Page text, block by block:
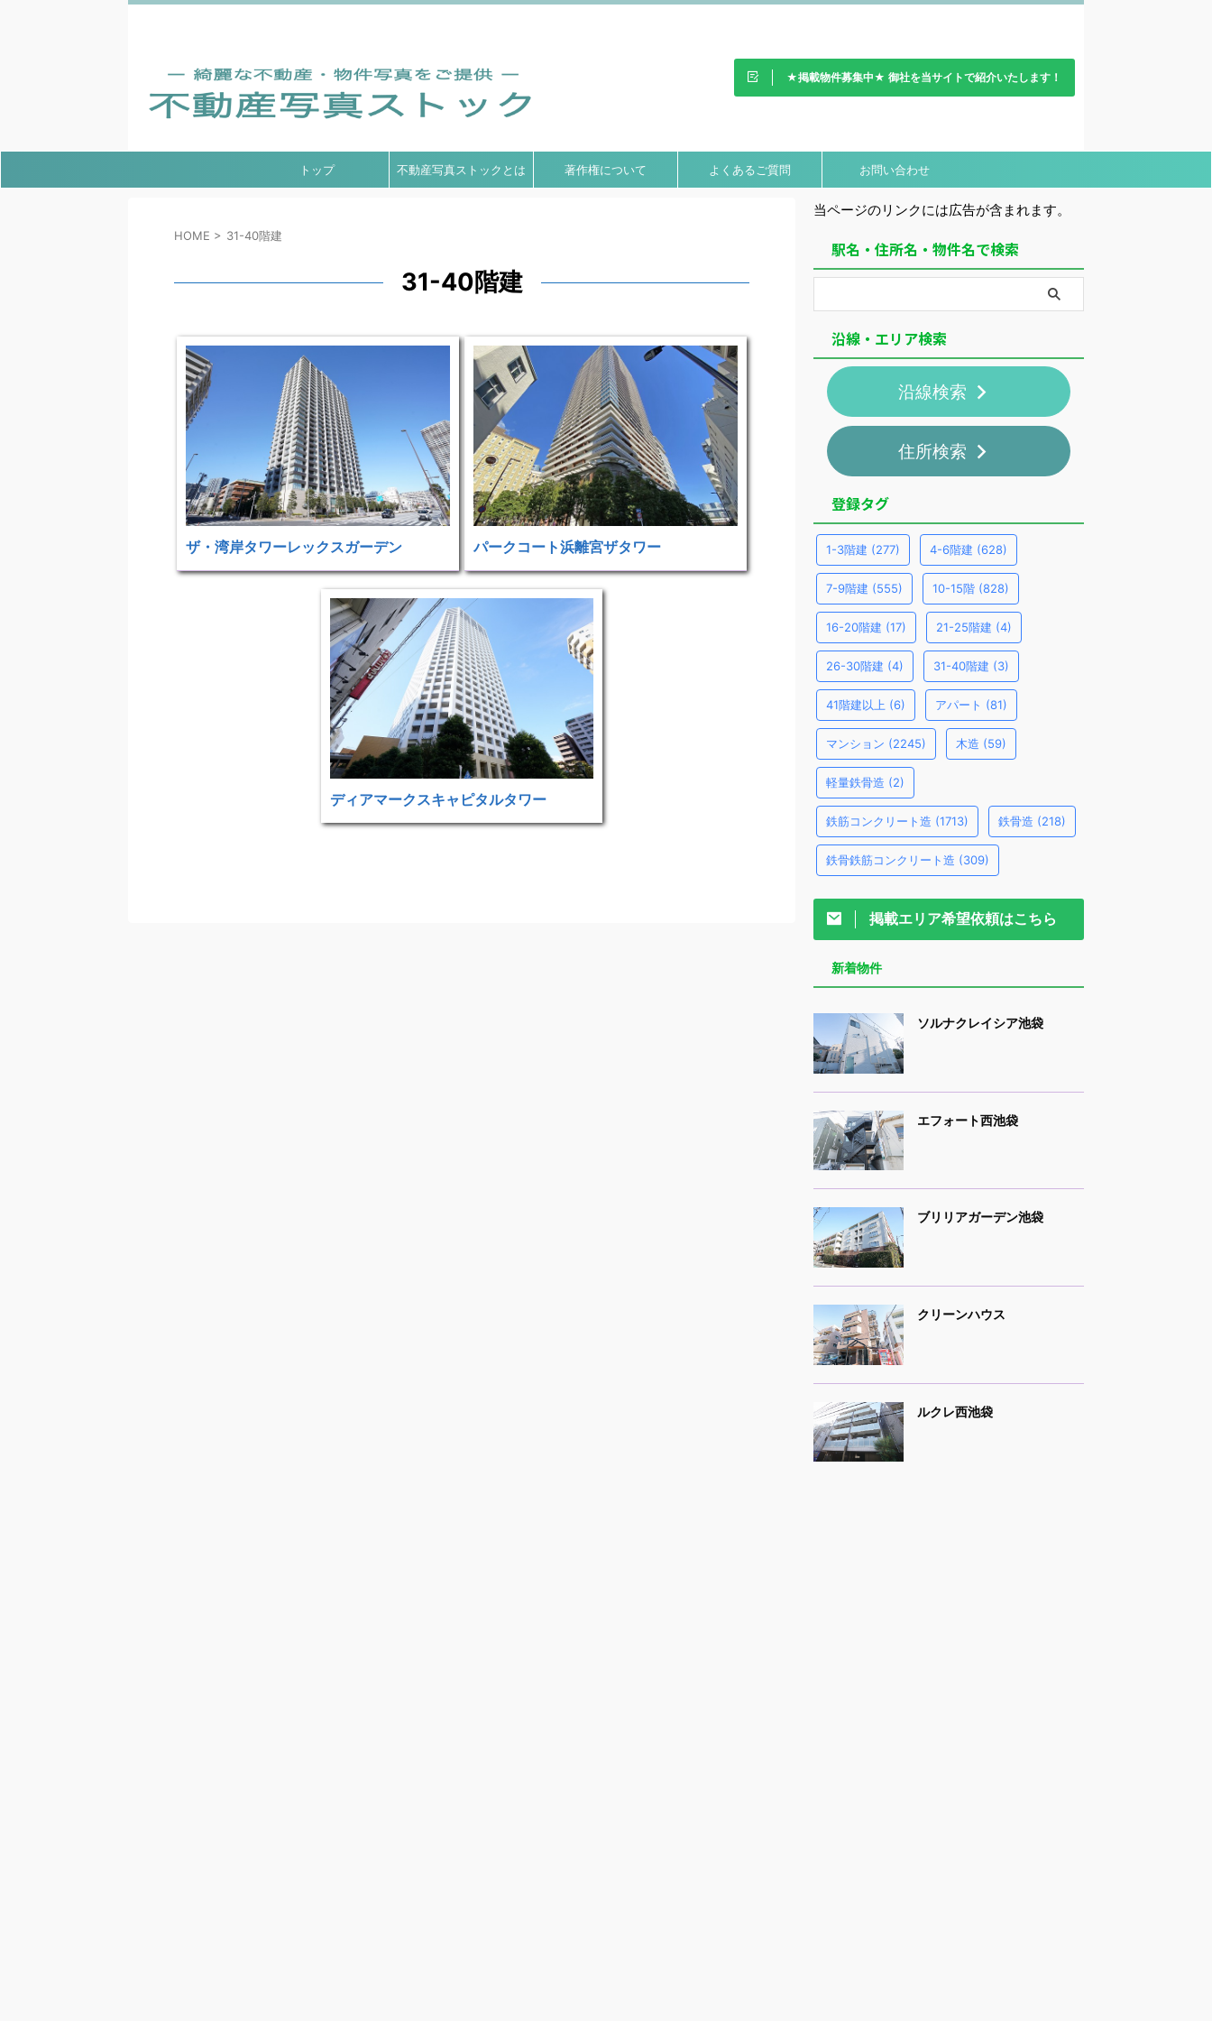
★掲載物件募集中★ 御社を当サイトで紹介いたします！
トップ 不動産写真ストックとは 著作権について よくあるご質問 お問い合わせ
HOME > 31-40階建
31-40階建
ザ・湾岸タワーレックスガーデン パークコート浜離宮ザタワー
ディアマークスキャピタルタワー
当ページのリンクには広告が含まれます。
駅名・住所名・物件名で検索
沿線・エリア検索
沿線検索
住所検索
登録タグ
1-3階建 (277) 4-6階建 (628)
7-9階建 (555) 10-15階 (828)
16-20階建 (17) 21-25階建 (4)
26-30階建 (4) 31-40階建 (3)
41階建以上 (6) アパート (81)
マンション (2245) 木造 (59)
軽量鉄骨造 (2)
鉄筋コンクリート造 (1713) 鉄骨造 (218)
鉄骨鉄筋コンクリート造 (309)
掲載エリア希望依頼はこちら
新着物件
ソルナクレイシア池袋
エフォート西池袋
ブリリアガーデン池袋
クリーンハウス
ルクレ西池袋